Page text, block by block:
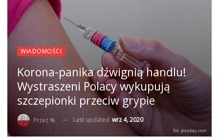
WIADOMOŚCI
Korona-panika dźwignią handlu!
Wystraszeni Polacy wykupują
szczepionki przeciw grypie
Przez % Last updated wrz 4, 2020
fot. pixabay.com